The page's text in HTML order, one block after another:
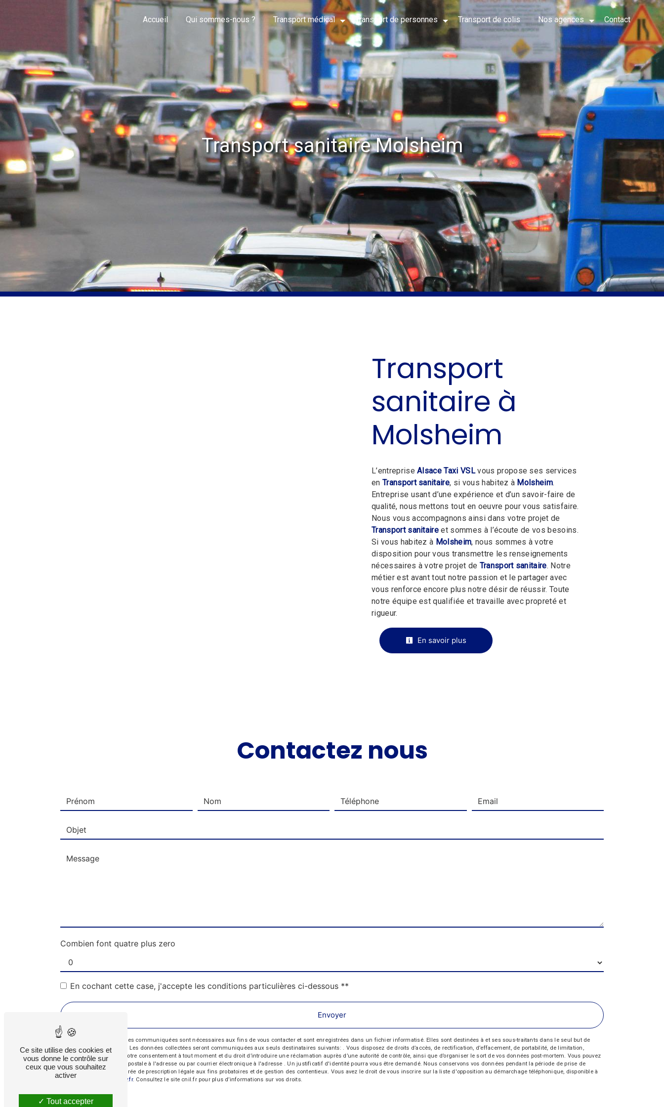
Accueil Qui sommes-nous ? Transport médical Transport de personnes Transport de colis Nos agences Contact
Transport sanitaire Molsheim
Transport
sanitaire à
Molsheim
L’entrepriseAlsace Taxi VSLvous propose ses services
en Transport sanitaire, si vous habitez à Molsheim.
Entreprise usant d’une expérience et d’un savoir-faire de
qualité, nous mettons tout en oeuvre pour vous satisfaire.
Nous vous accompagnons ainsi dans votre projet de
Transport sanitaire et sommes à l’écoute de vos besoins.
Si vous habitez à Molsheim, nous sommes à votre
disposition pour vous transmettre les renseignements
nécessaires à votre projet de Transport sanitaire. Notre
métier est avant tout notre passion et le partager avec
vous renforce encore plus notre désir de réussir. Toute
notre équipe est qualifiée et travaille avec propreté et
rigueur.
En savoir plus
Contactez nous
Combien font quatre plus zero
En cochant cette case, j'accepte les conditions particulières ci-dessous **
Envoyer
** Les données personnelles communiquées sont nécessaires aux fins de vous contacter et sont enregistrées dans un fichier informatisé. Elles sont destinées à et ses sous-traitants dans le seul but de
répondre à votre message. Les données collectées seront communiquées aux seuls destinataires suivants: . Vous disposez de droits d’accès, de rectification, d’effacement, de portabilité, de limitation,
d’opposition, de retrait de votre consentement à tout moment et du droit d’introduire une réclamation auprès d’une autorité de contrôle, ainsi que d’organiser le sort de vos données post-mortem. Vous pouvez
exercer ces droits par voie postale à l'adresse ou par courrier électronique à l'adresse . Un justificatif d'identité pourra vous être demandé. Nous conservons vos données pendant la période de prise de
contact puis pendant la durée de prescription légale aux fins probatoires et de gestion des contentieux. Vous avez le droit de vous inscrire sur la liste d'opposition au démarchage téléphonique, disponible à
cette adresse:
Bloctel.gouv.fr. Consultez le site cnil.fr pour plus d’informations sur vos droits.
Panneau de gestion des cookies
Ce site utilise des cookies et
vous donne le contrôle sur
ceux que vous souhaitez
activer
Tout accepter